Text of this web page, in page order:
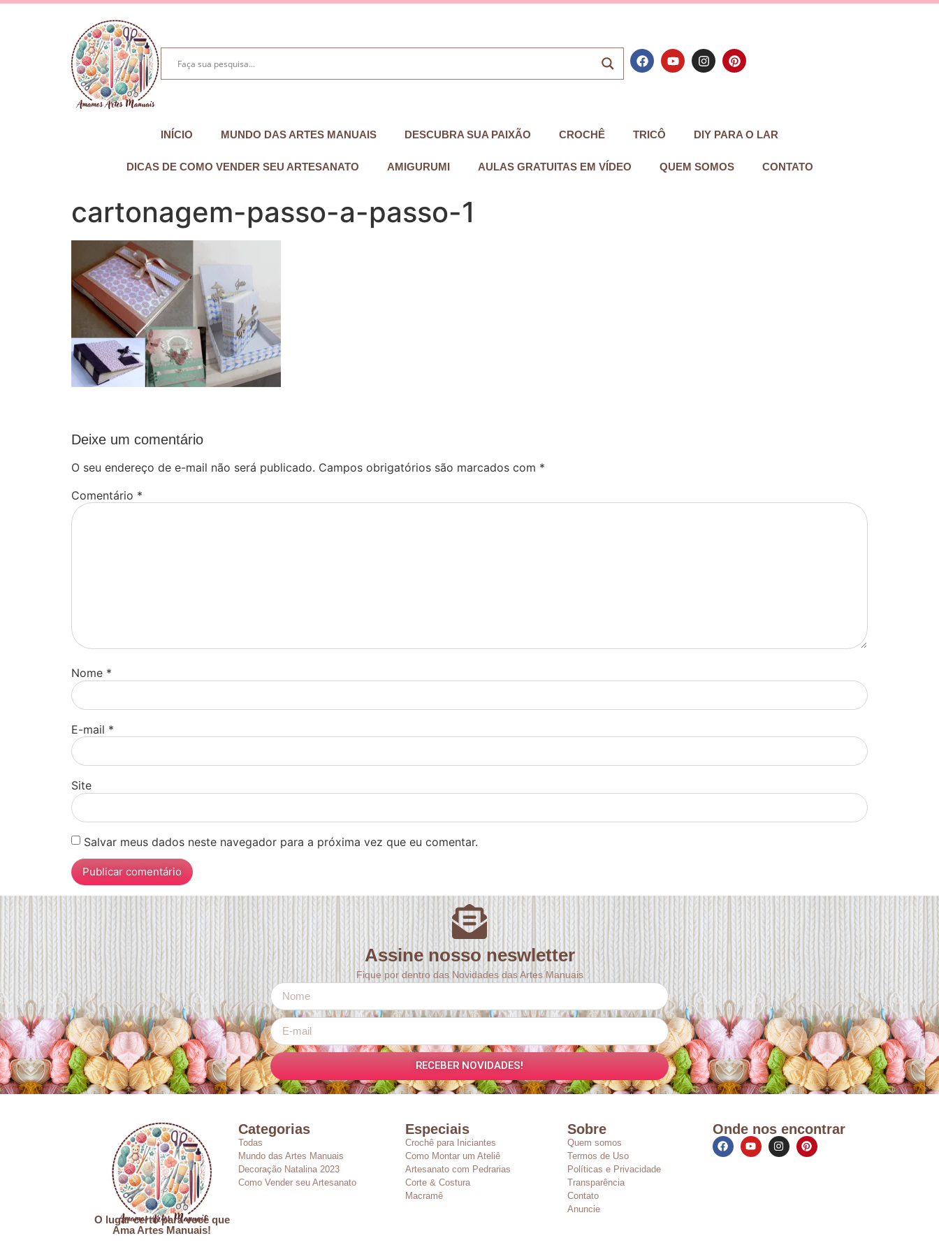
INÍCIO MUNDO DAS ARTES MANUAIS DESCUBRA SUA PAIXÃO CROCHÊ TRICÔ DIY PARA O LAR
DICAS DE COMO VENDER SEU ARTESANATO AMIGURUMI AULAS GRATUITAS EM VÍDEO QUEM SOMOS CONTATO
cartonagem-passo-a-passo-1
Deixe um comentário
O seu endereço de e-mail não será publicado. Campos obrigatórios são marcados com *
Comentário *
Nome *
E-mail *
Site
Salvar meus dados neste navegador para a próxima vez que eu comentar.
Assine nosso neswletter
Fique por dentro das Novidades das Artes Manuais
RECEBER NOVIDADES!
O lugar certo para você que
Ama Artes Manuais!
Categorias
Todas
Mundo das Artes Manuais
Decoração Natalina 2023
Como Vender seu Artesanato
Especiais
Crochê para Iniciantes
Como Montar um Ateliê
Artesanato com Pedrarias
Corte & Costura
Macramê
Sobre
Quem somos
Termos de Uso
Políticas e Privacidade
Transparência
Contato
Anuncie
Onde nos encontrar